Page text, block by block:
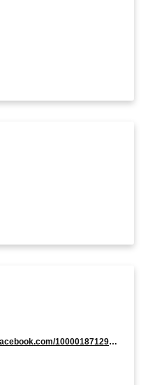
https://www.facebook.com/100001871295148